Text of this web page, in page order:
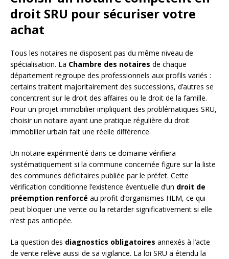
droit SRU pour sécuriser votre
achat
Tous les notaires ne disposent pas du même niveau de
spécialisation. La Chambre des notaires de chaque
département regroupe des professionnels aux profils variés :
certains traitent majoritairement des successions, d’autres se
concentrent sur le droit des affaires ou le droit de la famille.
Pour un projet immobilier impliquant des problématiques SRU,
choisir un notaire ayant une pratique régulière du droit
immobilier urbain fait une réelle différence.
Un notaire expérimenté dans ce domaine vérifiera
systématiquement si la commune concernée figure sur la liste
des communes déficitaires publiée par le préfet. Cette
vérification conditionne l’existence éventuelle d’un droit de
préemption renforcé au profit d’organismes HLM, ce qui
peut bloquer une vente ou la retarder significativement si elle
n’est pas anticipée.
La question des diagnostics obligatoires annexés à l’acte
de vente relève aussi de sa vigilance. La loi SRU a étendu la